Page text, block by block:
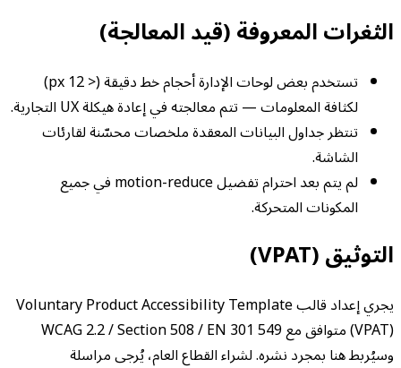
الثغرات المعروفة (قيد المعالجة)
تستخدم بعض لوحات الإدارة أحجام خط دقيقة (< 12 px)
لكثافة المعلومات — تتم معالجته في إعادة هيكلة UX التجارية.
تنتظر جداول البيانات المعقدة ملخصات محسّنة لقارئات
الشاشة.
لم يتم بعد احترام تفضيل motion-reduce في جميع
المكونات المتحركة.
التوثيق (VPAT)
يجري إعداد قالب Voluntary Product Accessibility Template
(VPAT) متوافق مع WCAG 2.2 / Section 508 / EN 301 549
وسيُربط هنا بمجرد نشره. لشراء القطاع العام، يُرجى مراسلة